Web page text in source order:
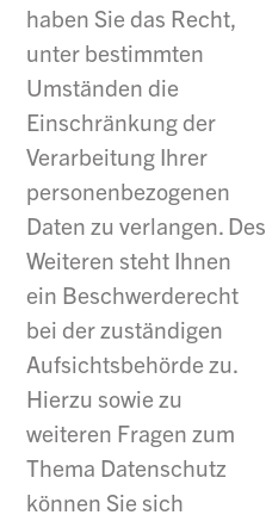
haben Sie das Recht,
unter bestimmten
Umständen die
Einschränkung der
Verarbeitung Ihrer
personenbezogenen
Daten zu verlangen. Des
Weiteren steht Ihnen
ein Beschwerderecht
bei der zuständigen
Aufsichtsbehörde zu.
Hierzu sowie zu
weiteren Fragen zum
Thema Datenschutz
können Sie sich